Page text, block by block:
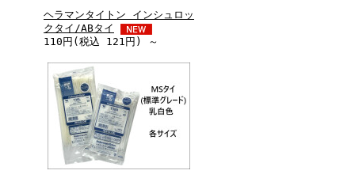
ヘラマンタイトン インシュロッ
クタイ/ABタイ
110円(税込 121円) ～